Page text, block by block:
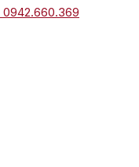
0942.660.369